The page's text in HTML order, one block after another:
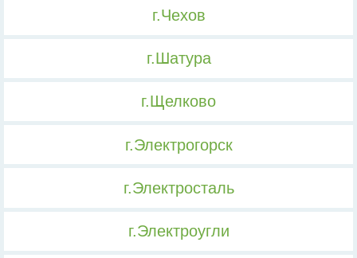
г.Чехов
г.Шатура
г.Щелково
г.Электрогорск
г.Электросталь
г.Электроугли